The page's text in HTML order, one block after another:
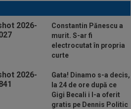
Constantin Pănescu a
murit. S-ar fi
electrocutat în propria
curte
Gata! Dinamo s-a decis,
la 24 de ore după ce
Gigi Becali i l-a oferit
gratis pe Dennis Politic